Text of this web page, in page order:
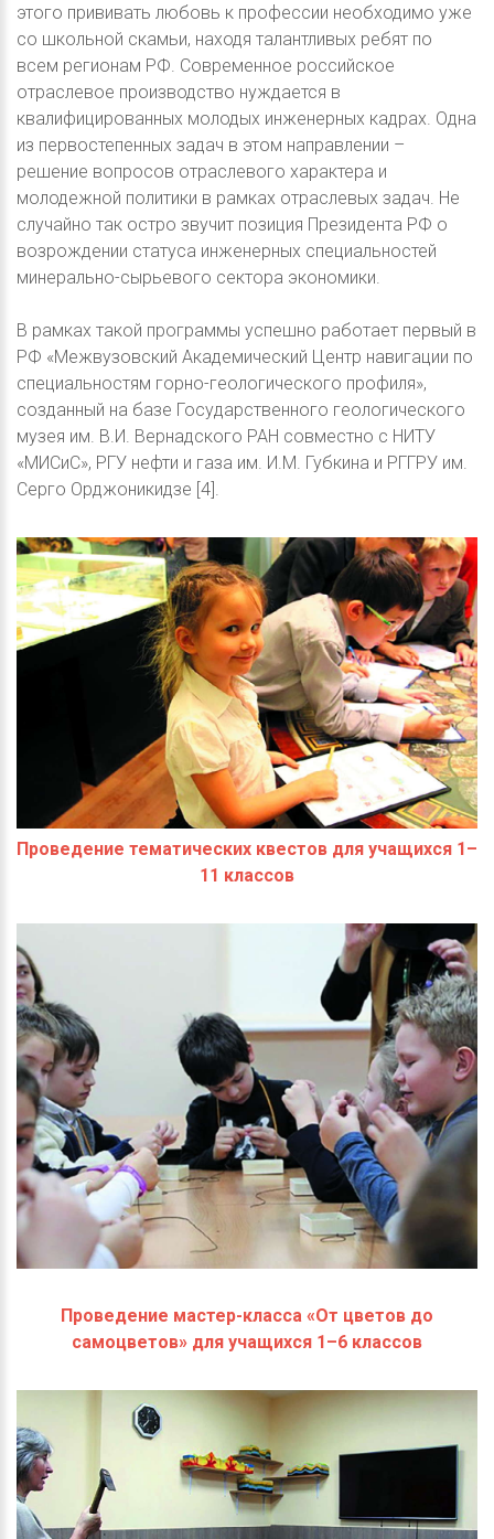
этого прививать любовь к профессии необходимо уже
со школьной скамьи, находя талантливых ребят по
всем регионам РФ. Современное российское
отраслевое производство нуждается в
квалифицированных молодых инженерных кадрах. Одна
из первостепенных задач в этом направлении –
решение вопросов отраслевого характера и
молодежной политики в рамках отраслевых задач. Не
случайно так остро звучит позиция Президента РФ о
возрождении статуса инженерных специальностей
минерально-сырьевого сектора экономики.
В рамках такой программы успешно работает первый в
РФ «Межвузовский Академический Центр навигации по
специальностям горно-геологического профиля»,
созданный на базе Государственного геологического
музея им. В.И. Вернадского РАН совместно с НИТУ
«МИСиС», РГУ нефти и газа им. И.М. Губкина и РГГРУ им.
Серго Орджоникидзе [4].
Проведение тематических квестов для учащихся 1–
11 классов
Проведение мастер-класса «От цветов до
самоцветов» для учащихся 1–6 классов